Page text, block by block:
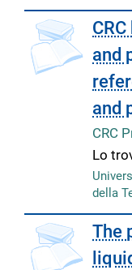
and
and
CRC
Lo
della
The